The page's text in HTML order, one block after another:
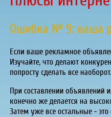
Ошибка № 9: ваша
Если ваше рекламное
Изучайте, что делают
попросту сделать все наоборот.
При составлении объявлений
конечно же делается на
Затем уже все остальные -